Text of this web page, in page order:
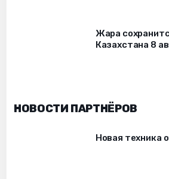
Жара
Казахстана 8
НОВОСТИ ПАРТНЁРОВ
Новая техника